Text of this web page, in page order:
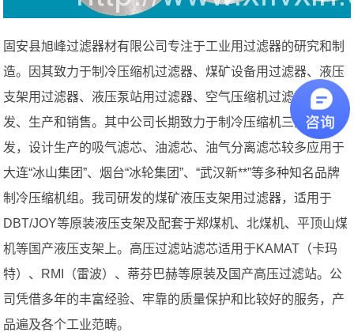
固安县旭峰过滤器材有限公司专注于工业用过滤器的研究和制
造。因其致力于制冷压缩机过滤器、煤矿设备用过滤器、液压
支架用过滤器、液压泵站用过滤器、空气压缩机过滤器的研
发、生产和销售。其中公司长期致力于制冷压缩机三滤的研
发，设计生产的吸气滤芯、油滤芯、油气分离滤芯较多应用于
大连“冰山集团”、烟台“冰轮集团”、“武汉新**”等多种知名品牌
制冷压缩机组。我司研发的煤矿液压支架用过滤器，适用于
DBT/JOY等原装液压支架及配套于郑煤机、北煤机、平顶山煤
机等国产液压支架上。高压过滤站滤芯适用于KAMAT（卡玛
特）、RMI（雷波）、蒂芬巴赫等原装及国产高压过滤站。公
司凭借多年的丰富经验、牢靠的质量保护和比较好的服务，产
品遍及各个工业范畴。